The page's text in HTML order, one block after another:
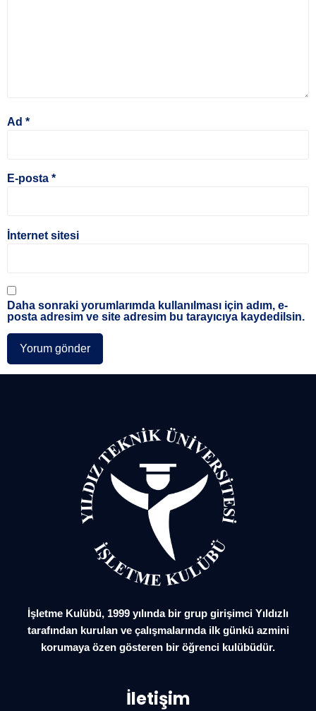
Ad *
E-posta *
İnternet sitesi
Daha sonraki yorumlarımda kullanılması için adım, e-
posta adresim ve site adresim bu tarayıcıya kaydedilsin.
İşletme Kulübü, 1999 yılında bir grup girişimci Yıldızlı
tarafından kurulan ve çalışmalarında ilk günkü azmini
korumaya özen gösteren bir öğrenci kulübüdür.
İletişim